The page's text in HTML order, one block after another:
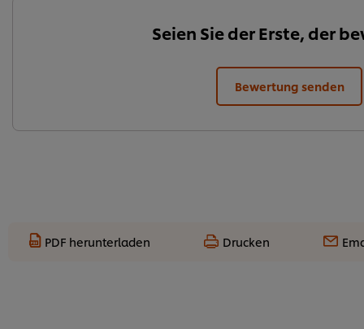
Seien Sie der Erste, der
Bewertung senden
PDF herunterladen Drucken